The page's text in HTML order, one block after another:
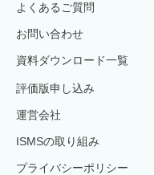
よくあるご質問
お問い合わせ
資料ダウンロード一覧
評価版申し込み
運営会社
ISMSの取り組み
プライバシーポリシー